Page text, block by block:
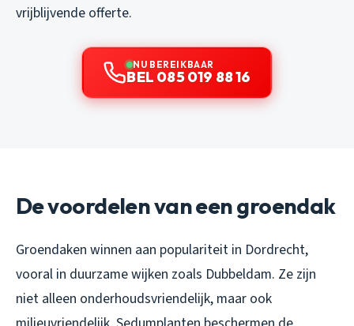
vrijblijvende offerte.
NU BEREIKBAAR
BEL 085 019 88 16
De voordelen van een groendak
Groendaken winnen aan populariteit in Dordrecht,
vooral in duurzame wijken zoals Dubbeldam. Ze zijn
niet alleen onderhoudsvriendelijk, maar ook